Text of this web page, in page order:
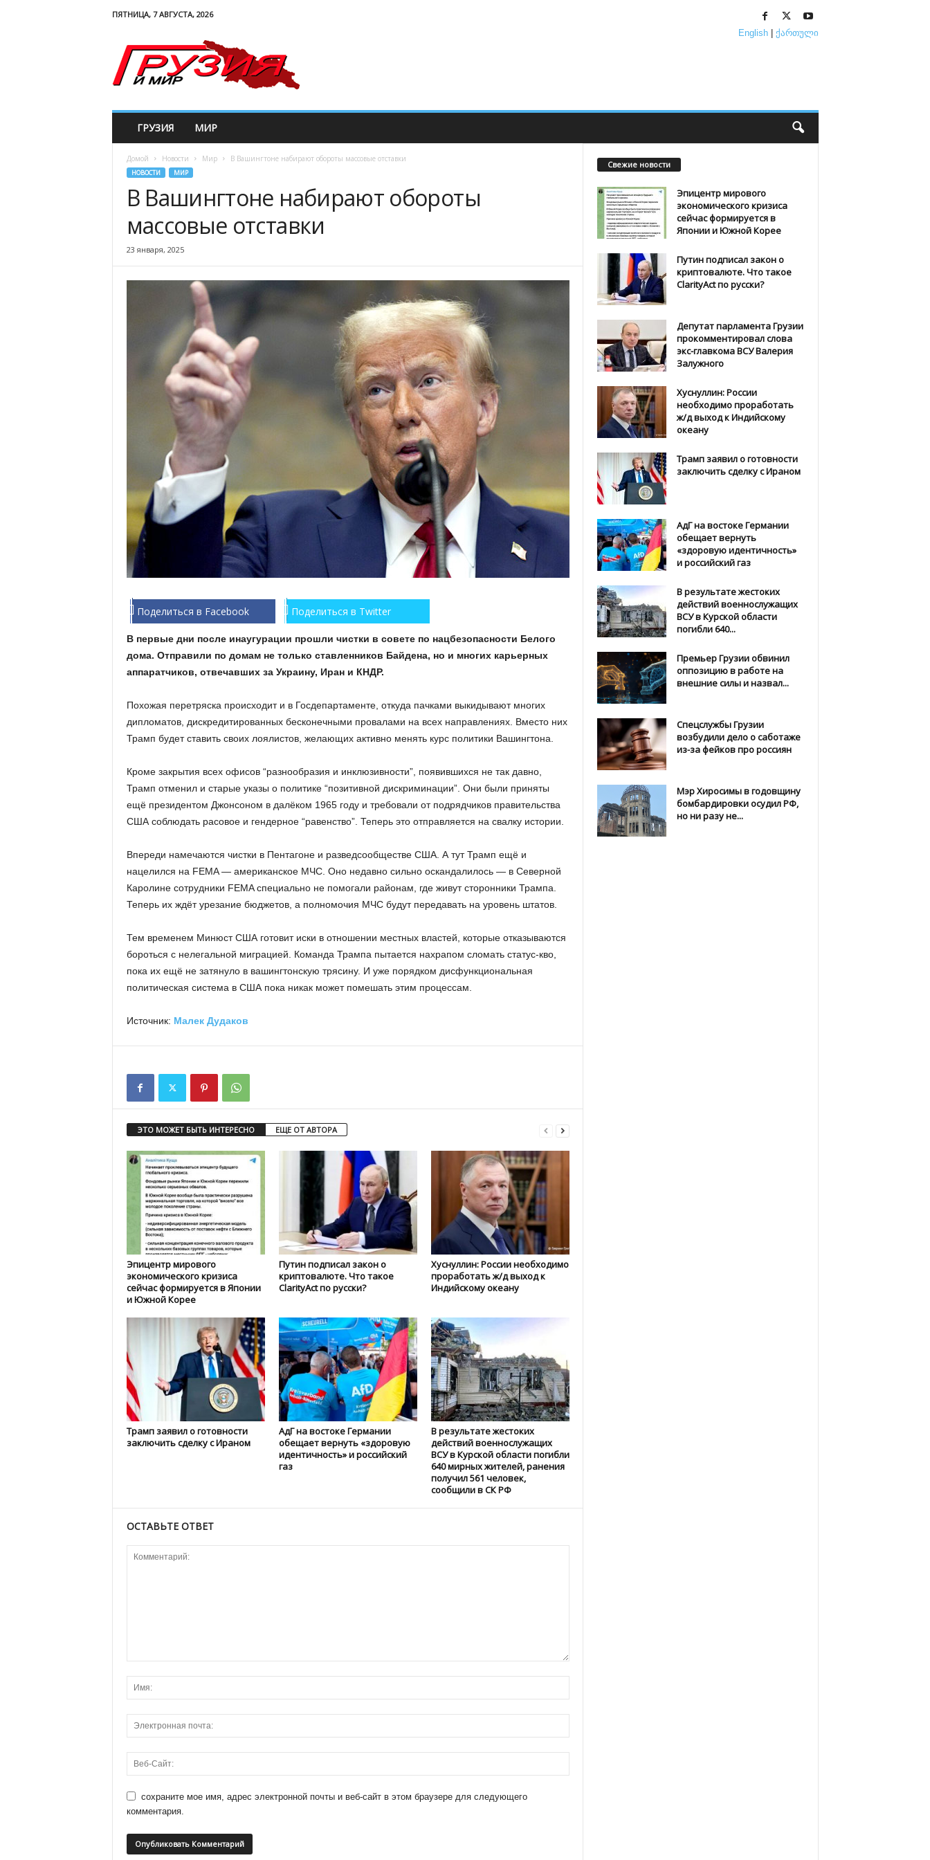
ПЯТНИЦА, 7 АВГУСТА, 2026
o
English| ქართული
ГРУЗИЯ МИР
Домой Новости Мир В Вашингтоне набирают обороты массовые отставки
НОВОСТИ МИР
В Вашингтоне набирают обороты
массовые отставки
23 января, 2025
Поделиться в Facebook Поделиться в Twitter
В первые дни после инаугурации прошли чистки в совете по нацбезопасности Белого
дома. Отправили по домам не только ставленников Байдена, но и многих карьерных
аппаратчиков, отвечавших за Украину, Иран и КНДР.
Похожая перетряска происходит и в Госдепартаменте, откуда пачками выкидывают многих
дипломатов, дискредитированных бесконечными провалами на всех направлениях. Вместо них
Трамп будет ставить своих лоялистов, желающих активно менять курс политики Вашингтона.
Кроме закрытия всех офисов “разнообразия и инклюзивности”, появившихся не так давно,
Трамп отменил и старые указы о политике “позитивной дискриминации”. Они были приняты
ещё президентом Джонсоном в далёком 1965 году и требовали от подрядчиков правительства
США соблюдать расовое и гендерное “равенство”. Теперь это отправляется на свалку истории.
Впереди намечаются чистки в Пентагоне и разведсообществе США. А тут Трамп ещё и
нацелился на FEMA — американское МЧС. Оно недавно сильно оскандалилось — в Северной
Каролине сотрудники FEMA специально не помогали районам, где живут сторонники Трампа.
Теперь их ждёт урезание бюджетов, а полномочия МЧС будут передавать на уровень штатов.
Тем временем Минюст США готовит иски в отношении местных властей, которые отказываются
бороться с нелегальной миграцией. Команда Трампа пытается нахрапом сломать статус-кво,
пока их ещё не затянуло в вашингтонскую трясину. И уже порядком дисфункциональная
политическая система в США пока никак может помешать этим процессам.
Источник: Малек Дудаков
ЭТО МОЖЕТ БЫТЬ ИНТЕРЕСНО ЕЩЕ ОТ АВТОРА
Эпицентр мирового
экономического кризиса
сейчас формируется в Японии
и Южной Корее
Путин подписал закон о
криптовалюте. Что такое
ClarityAct по русски?
Хуснуллин: России необходимо
проработать ж/д выход к
Индийскому океану
Трамп заявил о готовности
заключить сделку с Ираном
АдГ на востоке Германии
обещает вернуть «здоровую
идентичность» и российский
газ
В результате жестоких
действий военнослужащих
ВСУ в Курской области погибли
640 мирных жителей, ранения
получил 561 человек,
сообщили в СК РФ
ОСТАВЬТЕ ОТВЕТ
сохраните мое имя, адрес электронной почты и веб-сайт в этом браузере для следующего
комментария.
Свежие новости
Эпицентр мирового
экономического кризиса
сейчас формируется в
Японии и Южной Корее
Путин подписал закон о
криптовалюте. Что такое
ClarityAct по русски?
Депутат парламента Грузии
прокомментировал слова
экс-главкома ВСУ Валерия
Залужного
Хуснуллин: России
необходимо проработать
ж/д выход к Индийскому
океану
Трамп заявил о готовности
заключить сделку с Ираном
АдГ на востоке Германии
обещает вернуть
«здоровую идентичность»
и российский газ
В результате жестоких
действий военнослужащих
ВСУ в Курской области
погибли 640...
Премьер Грузии обвинил
оппозицию в работе на
внешние силы и назвал...
Спецслужбы Грузии
возбудили дело о саботаже
из-за фейков про россиян
Мэр Хиросимы в годовщину
бомбардировки осудил РФ,
но ни разу не...